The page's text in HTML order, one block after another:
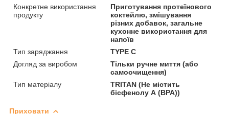
Конкретне використання
продукту
Приготування протеїнового
коктейлю, змішування
різних добавок, загальне
кухонне використання для
напоїв
Тип заряджання
TYPE C
Догляд за виробом
Тільки ручне миття (або
самоочищення)
Тип матеріалу
TRITAN (Не містить
бісфенолу А (BPA))
Приховати